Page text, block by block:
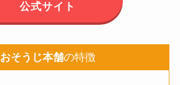
公式サイト
おそうじ本舗の特徴